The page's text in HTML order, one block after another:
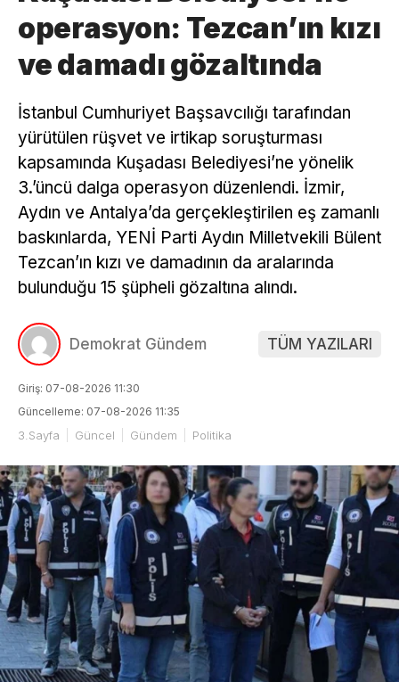
operasyon: Tezcan’ın kızı
ve damadı gözaltında
İstanbul Cumhuriyet Başsavcılığı tarafından
yürütülen rüşvet ve irtikap soruşturması
kapsamında Kuşadası Belediyesi’ne yönelik
3.’üncü dalga operasyon düzenlendi. İzmir,
Aydın ve Antalya’da gerçekleştirilen eş zamanlı
baskınlarda, YENİ Parti Aydın Milletvekili Bülent
Tezcan’ın kızı ve damadının da aralarında
bulunduğu 15 şüpheli gözaltına alındı.
Demokrat Gündem TÜM YAZILARI
Giriş: 07-08-2026 11:30
Güncelleme: 07-08-2026 11:35
3.Sayfa Güncel Gündem Politika